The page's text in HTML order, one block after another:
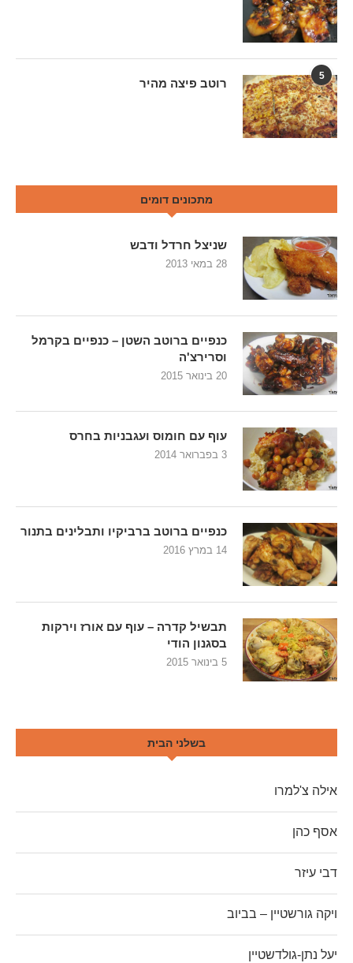
5
רוטב פיצה מהיר
מתכונים דומים
שניצל חרדל ודבש
28 במאי 2013
כנפיים ברוטב השטן – כנפיים בקרמל
וסרירצ'ה
20 בינואר 2015
עוף עם חומוס ועגבניות בחרס
3 בפברואר 2014
כנפיים ברוטב ברביקיו ותבלינים בתנור
14 במרץ 2016
תבשיל קדרה – עוף עם אורז וירקות
בסגנון הודי
5 בינואר 2015
בשלני הבית
אילה צ'למרו
אסף כהן
דבי עיזר
ויקה גורשטיין – בביוב
יעל נתן-גולדשטיין